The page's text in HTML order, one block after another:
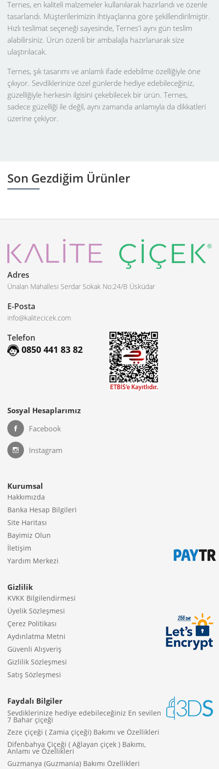
Ternes, en kaliteli malzemeler kullanılarak hazırlandı ve özenle
tasarlandı. Müşterilerimizin ihtiyaçlarına göre şekillendirilmiştir.
Hızlı teslimat seçeneği sayesinde, Ternes'i aynı gün teslim
alabilirsiniz. Ürün özenli bir ambalajla hazırlanarak size
ulaştırılacak.
Ternes, şık tasarımı ve anlamlı ifade edebilme özelliğiyle öne
çıkıyor. Sevdiklerinize özel günlerde hediye edebileceğiniz,
güzelliğiyle herkesin ilgisini çekebilecek bir ürün. Ternes,
sadece güzelliği ile değil, aynı zamanda anlamıyla da dikkatleri
üzerine çekiyor.
Son Gezdiğim Ürünler
Adres
Ünalan Mahallesi Serdar Sokak No:24/B Üsküdar
E-Posta
info@kalitecicek.com
Telefon
0850 441 83 82
Sosyal Hesaplarımız
Facebook
Instagram
Kurumsal
Hakkımızda
Banka Hesap Bilgileri
Site Haritası
Bayimiz Olun
İletişim
Yardım Merkezi
Gizlilik
KVKK Bilgilendirmesi
Üyelik Sözleşmesi
Çerez Politikası
Aydınlatma Metni
Güvenli Alışveriş
Gizlilik Sözleşmesi
Satış Sözleşmesi
Faydalı Bilgiler
Sevdiklerinize hediye edebileceğiniz En sevilen
7 Bahar çiçeği
Zeze çiçeği ( Zamia çiçeği) Bakımı ve Özellikleri
Difenbahya Çiçeği ( Ağlayan çiçek ) Bakımı,
Anlamı ve Özellikleri
Guzmanya (Guzmania) Bakımı Özellikleri